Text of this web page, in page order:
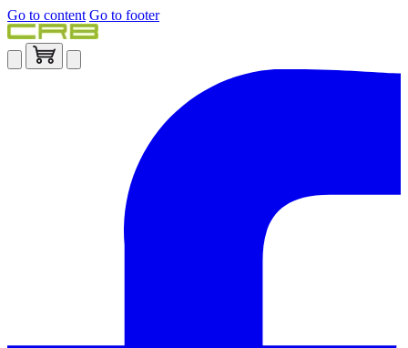
Go to content Go to footer